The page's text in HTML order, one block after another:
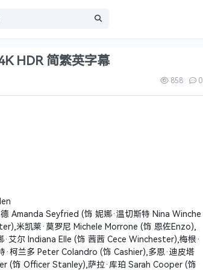
HDR 简繁英字幕
858 0
Amanda Seyfried (饰 妮娜·温切斯特 Nina Winche
米凯莱·莫罗尼 Michele Morrone (饰 恩佐Enzo),
艾尔 Indiana Elle (饰 茜茜 Cece Winchester),梅根·
·柯兰多 Peter Colandro (饰 Cashier),多恩·迪皮塔
(饰 Officer Stanley),萨拉·库珀 Sarah Cooper (饰